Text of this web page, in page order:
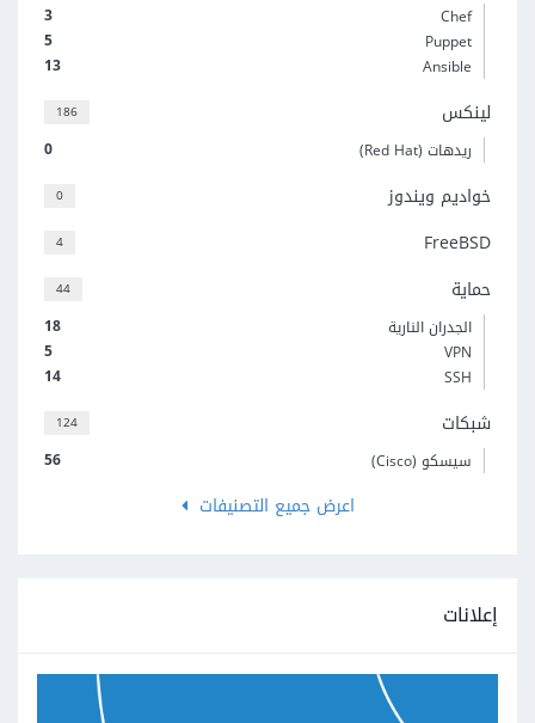
3
Chef
5
Puppet
13
Ansible
186 لينكس
0 ريدهات (Red Hat)
0 خواديم ويندوز
4 FreeBSD
44 حماية
18
الجدران النارية
5
VPN
14
SSH
124 شبكات
56 سيسكو (Cisco)
اعرض جميع التصنيفات
إعلانات